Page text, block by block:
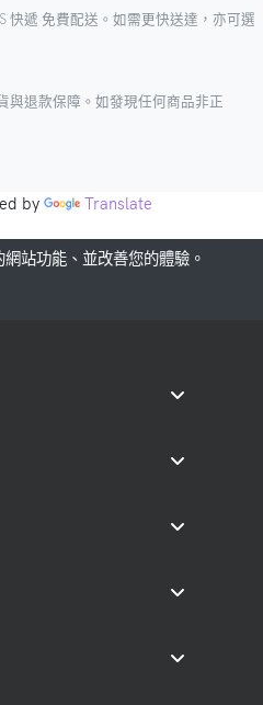
快遞 免費配送。如需更快送達，亦可選
與退款保障。如發現任何商品非正
by Translate
站功能、並改善您的體驗。